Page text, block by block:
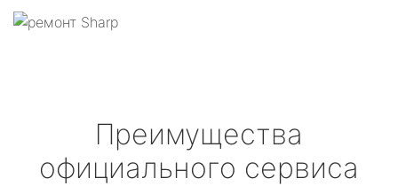
Преимущества
официального сервиса